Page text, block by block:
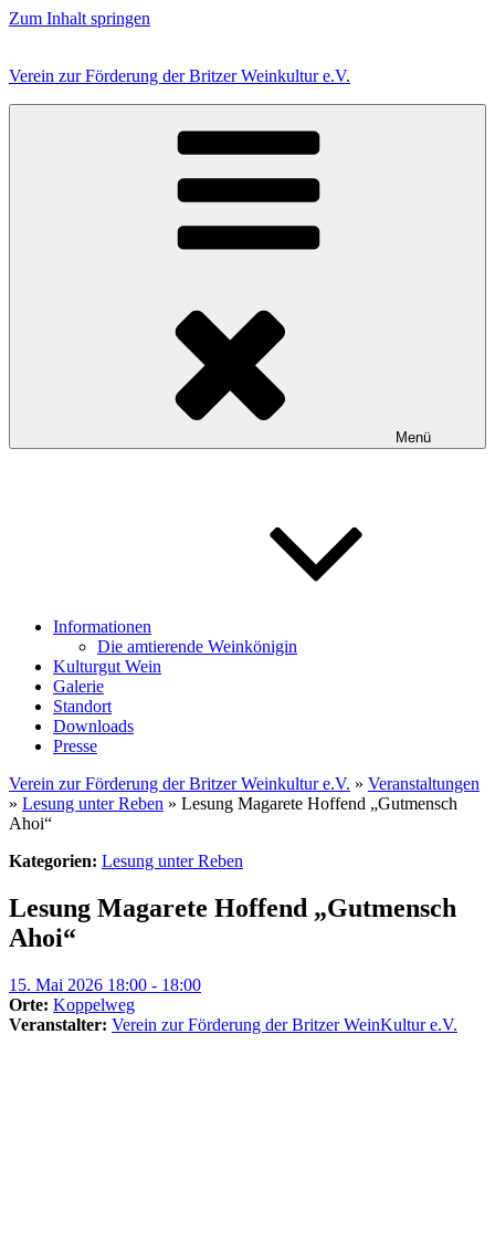
Zum Inhalt springen
Verein zur Förderung der Britzer Weinkultur e.V.
Menü
Informationen
Die amtierende Weinkönigin
Kulturgut Wein
Galerie
Standort
Downloads
Presse
Verein zur Förderung der Britzer Weinkultur e.V. » Veranstaltungen
» Lesung unter Reben » Lesung Magarete Hoffend „Gutmensch
Ahoi“
Kategorien: Lesung unter Reben
Lesung Magarete Hoffend „Gutmensch
Ahoi“
15. Mai 2026 18:00 - 18:00
Orte: Koppelweg
Veranstalter: Verein zur Förderung der Britzer WeinKultur e.V.